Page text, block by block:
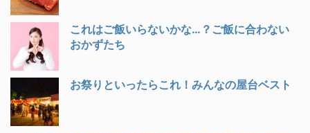
これはご飯いらないかな…？ご飯に合わない
おかずたち
お祭りといったらこれ！みんなの屋台ベスト